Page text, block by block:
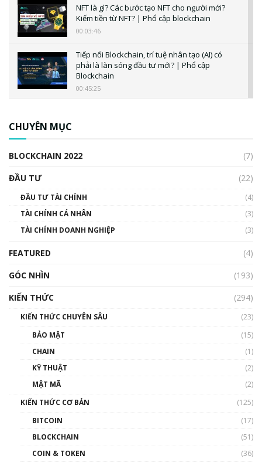
NFT là gì? Các bước tạo NFT cho người mới?
Kiếm tiền từ NFT? | Phổ cập blockchain
00:03:46
Tiếp nối Blockchain, trí tuệ nhân tạo (AI) có
phải là làn sóng đầu tư mới? | Phổ cập
Blockchain
00:45:25
00:02:14
Nhìn lại năm 2022: Những sự kiện ảnh hưởng
đến hệ sinh thái tiền mã hoá | Phổ cập
00:43:47
như thể nào?
00:39:31
CHUYÊN MỤC
BLOCKCHAIN 2022
(7)
ĐẦU TƯ
(22)
ĐẦU TƯ TÀI CHÍNH
(4)
TÀI CHÍNH CÁ NHÂN
(3)
TÀI CHÍNH DOANH NGHIỆP
(3)
FEATURED
(4)
GÓC NHÌN
(193)
KIẾN THỨC
(294)
KIẾN THỨC CHUYÊN SÂU
(23)
BẢO MẬT
(15)
CHAIN
(1)
KỸ THUẬT
(2)
MẬT MÃ
(2)
KIẾN THỨC CƠ BẢN
(125)
BITCOIN
(17)
BLOCKCHAIN
(51)
COIN & TOKEN
(36)